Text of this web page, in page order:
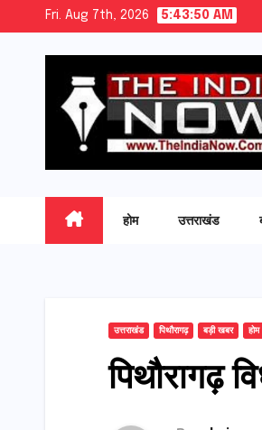
Fri. Aug 7th, 2026 5:43:51 AM
होम उत्तराखंड
उत्तराखंड पिथौरागढ़ बड़ी खबर होम
पिथौरागढ़